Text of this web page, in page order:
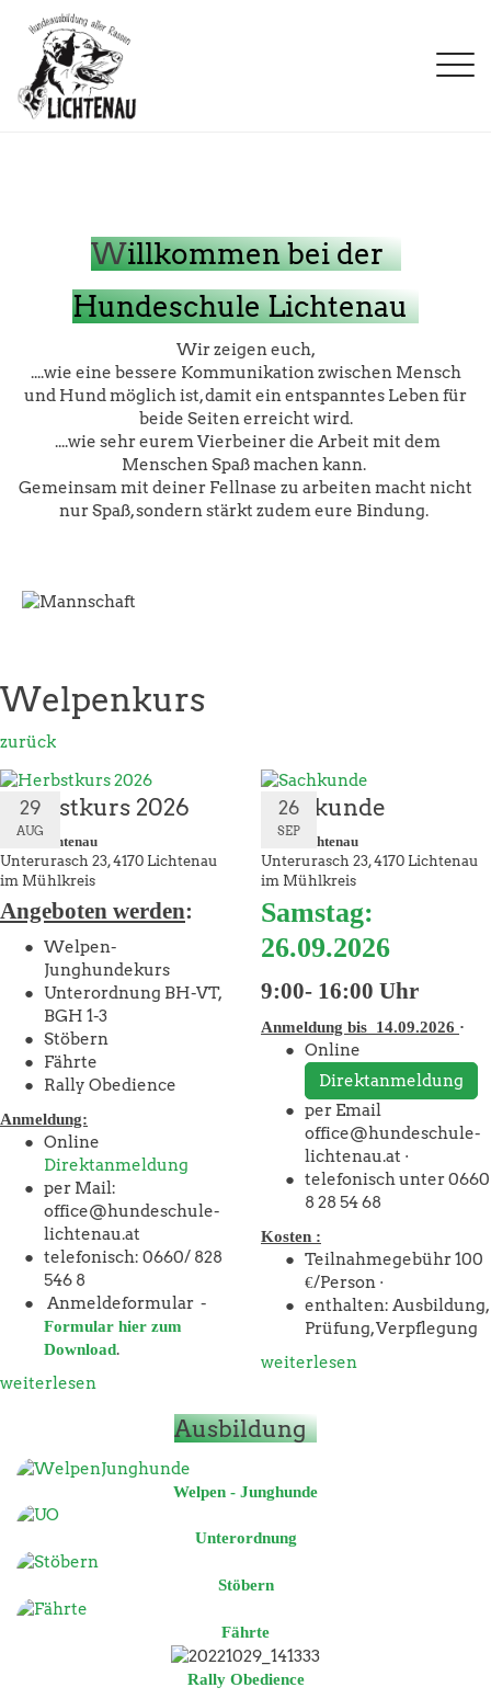
Fährte
Rally Obedience
Trainingszeiten
Prüfungen
Seminare
Chronik
Vorstand
Trainer
Kontakt & Anfahrt
Fotogalerie
2025
2023
2022
Downloads
Sponsoren
Willkommenbei der
Hundeschule Lichtenau
Wir zeigen euch,
....wie eine bessere Kommunikation zwischen Mensch
und Hund möglich ist, damit ein entspanntes Leben für
beide Seiten erreicht wird.
....wie sehr eurem Vierbeiner die Arbeit mit dem
Menschen Spaß machen kann.
Gemeinsam mit deiner Fellnase zu arbeiten macht nicht
nur Spaß, sondern stärkt zudem eure Bindung.
Welpenkurs
zurück
29
AUG
Herbstkurs 2026
ÖGV Lichtenau
Unterurasch 23 4170 Lichtenau
im Mühlkreis
Angeboten werden:
Welpen-
Junghundekurs
Unterordnung BH-VT,
BGH 1-3
Stöbern
Fährte
Rally Obedience
Anmeldung:
Online
Direktanmeldung
per Mail:
office@hundeschule-
lichtenau.at
telefonisch: 0660/ 828
546 8
Anmeldeformular -
Formular hier zum
Download.
weiterlesen
26
SEP
Sachkunde
ÖGV Lichtenau
Unterurasch 23 4170 Lichtenau
im Mühlkreis
Samstag:
26.09.2026
9:00- 16:00 Uhr
Anmeldung bis 14.09.2026 ·
Online
Direktanmeldung
per Email
office@hundeschule-
lichtenau.at ·
telefonisch unter 0660
8 28 54 68
Kosten :
Teilnahmegebühr 100
€/Person ·
enthalten: Ausbildung,
Prüfung, Verpflegung
weiterlesen
Ausbildung
Welpen - Junghunde
Unterordnung
Stöbern
Fährte
Rally Obedience